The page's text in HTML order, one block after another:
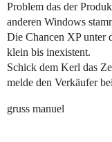
Problem das der
anderen Windows
Die Chancen XP unter
klein bis inexistent.
Schick dem Kerl das
melde den Verkäufer
gruss manuel